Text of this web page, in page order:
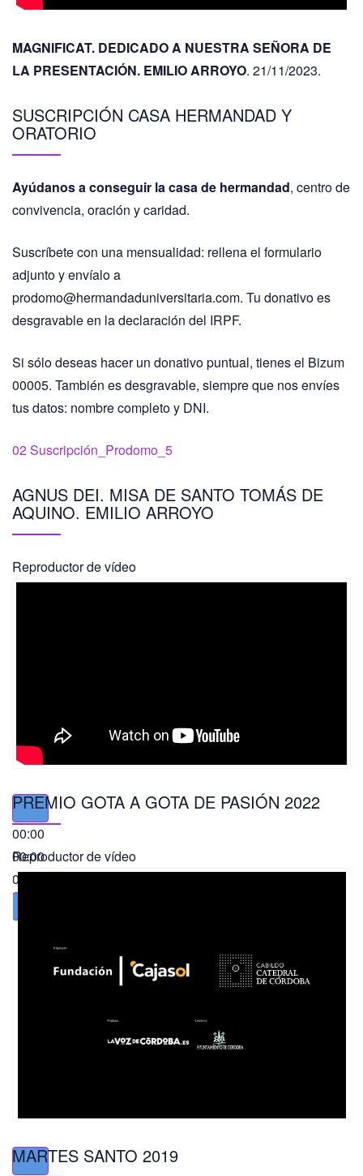
MAGNIFICAT. DEDICADO A NUESTRA SEÑORA DE
LA PRESENTACIÓN. EMILIO ARROYO. 21/11/2023.
SUSCRIPCIÓN CASA HERMANDAD Y
ORATORIO
Ayúdanos a conseguir la casa de hermandad, centro de
convivencia, oración y caridad.
Suscríbete con una mensualidad: rellena el formulario
adjunto y envíalo a
prodomo@hermandaduniversitaria.com. Tu donativo es
desgravable en la declaración del IRPF.
Si sólo deseas hacer un donativo puntual, tienes el Bizum
00005. También es desgravable, siempre que nos envíes
tus datos: nombre completo y DNI.
02 Suscripción_Prodomo_5
AGNUS DEI. MISA DE SANTO TOMÁS DE
AQUINO. EMILIO ARROYO
Reproductor de vídeo
00:00
00:00
01:49
PREMIO GOTA A GOTA DE PASIÓN 2022
Reproductor de vídeo
MARTES SANTO 2019